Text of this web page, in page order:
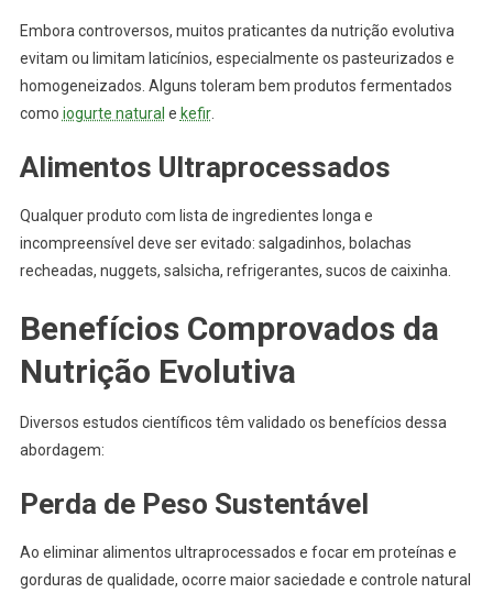
Embora controversos, muitos praticantes da nutrição evolutiva
evitam ou limitam laticínios, especialmente os pasteurizados e
homogeneizados. Alguns toleram bem produtos fermentados
como iogurte natural e kefir.
Alimentos Ultraprocessados
Qualquer produto com lista de ingredientes longa e
incompreensível deve ser evitado: salgadinhos, bolachas
recheadas, nuggets, salsicha, refrigerantes, sucos de caixinha.
Benefícios Comprovados da
Nutrição Evolutiva
Diversos estudos científicos têm validado os benefícios dessa
abordagem:
Perda de Peso Sustentável
Ao eliminar alimentos ultraprocessados e focar em proteínas e
gorduras de qualidade, ocorre maior saciedade e controle natural